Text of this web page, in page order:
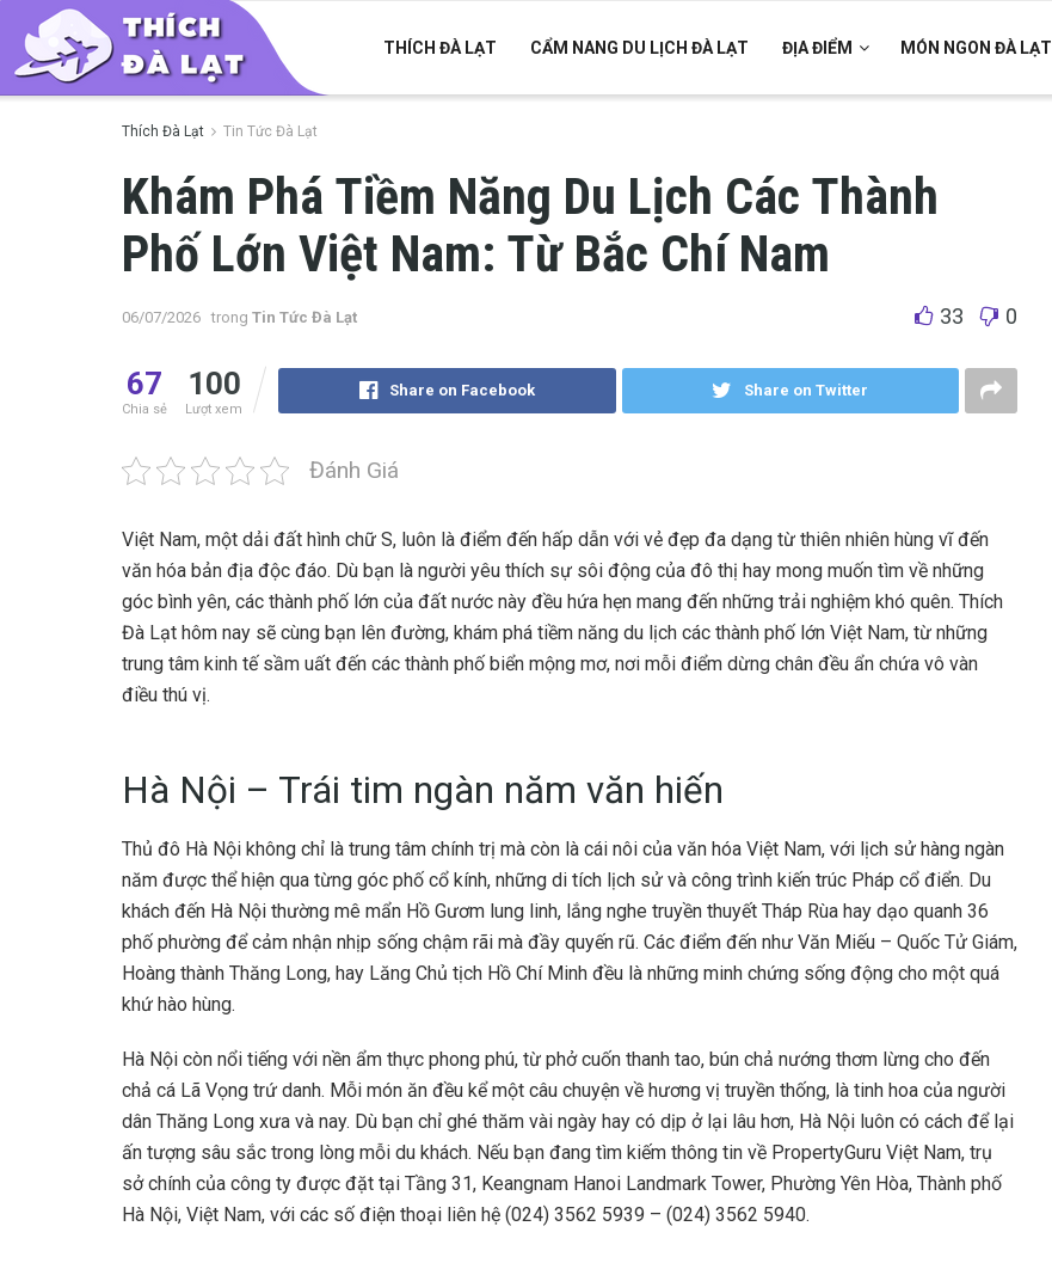
THÍCH ĐÀ LẠT CẨM NANG DU LỊCH ĐÀ LẠT ĐỊA ĐIỂM MÓN NGON ĐÀ LẠT
Thích Đà Lạt Tin Tức Đà Lạt
Khám Phá Tiềm Năng Du Lịch Các Thành
Phố Lớn Việt Nam: Từ Bắc Chí Nam
06/07/2026 trong Tin Tức Đà Lạt 33 0
67
Chia sẻ
100
Lượt xem
Share on Facebook Share on Twitter
Đánh Giá
Việt Nam, một dải đất hình chữ S, luôn là điểm đến hấp dẫn với vẻ đẹp đa dạng từ thiên nhiên hùng vĩ đến
văn hóa bản địa độc đáo. Dù bạn là người yêu thích sự sôi động của đô thị hay mong muốn tìm về những
góc bình yên, các thành phố lớn của đất nước này đều hứa hẹn mang đến những trải nghiệm khó quên. Thích
Đà Lạt hôm nay sẽ cùng bạn lên đường, khám phá tiềm năng du lịch các thành phố lớn Việt Nam, từ những
trung tâm kinh tế sầm uất đến các thành phố biển mộng mơ, nơi mỗi điểm dừng chân đều ẩn chứa vô vàn
điều thú vị.
Hà Nội – Trái tim ngàn năm văn hiến
Thủ đô Hà Nội không chỉ là trung tâm chính trị mà còn là cái nôi của văn hóa Việt Nam, với lịch sử hàng ngàn
năm được thể hiện qua từng góc phố cổ kính, những di tích lịch sử và công trình kiến trúc Pháp cổ điển. Du
khách đến Hà Nội thường mê mẩn Hồ Gươm lung linh, lắng nghe truyền thuyết Tháp Rùa hay dạo quanh 36
phố phường để cảm nhận nhịp sống chậm rãi mà đầy quyến rũ. Các điểm đến như Văn Miếu – Quốc Tử Giám,
Hoàng thành Thăng Long, hay Lăng Chủ tịch Hồ Chí Minh đều là những minh chứng sống động cho một quá
khứ hào hùng.
Hà Nội còn nổi tiếng với nền ẩm thực phong phú, từ phở cuốn thanh tao, bún chả nướng thơm lừng cho đến
chả cá Lã Vọng trứ danh. Mỗi món ăn đều kể một câu chuyện về hương vị truyền thống, là tinh hoa của người
dân Thăng Long xưa và nay. Dù bạn chỉ ghé thăm vài ngày hay có dịp ở lại lâu hơn, Hà Nội luôn có cách để lại
ấn tượng sâu sắc trong lòng mỗi du khách. Nếu bạn đang tìm kiếm thông tin về PropertyGuru Việt Nam, trụ
sở chính của công ty được đặt tại Tầng 31, Keangnam Hanoi Landmark Tower, Phường Yên Hòa, Thành phố
Hà Nội, Việt Nam, với các số điện thoại liên hệ (024) 3562 5939 – (024) 3562 5940.